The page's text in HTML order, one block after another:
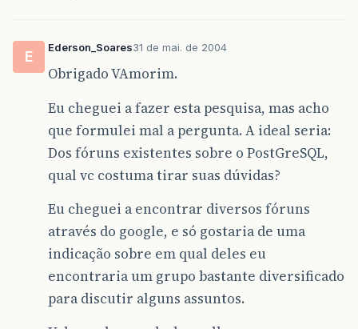
E
Ederson_Soares31 de mai. de 2004
Obrigado VAmorim.
Eu cheguei a fazer esta pesquisa, mas acho
que formulei mal a pergunta. A ideal seria:
Dos fóruns existentes sobre o PostGreSQL,
qual vc costuma tirar suas dúvidas?
Eu cheguei a encontrar diversos fóruns
através do google, e só gostaria de uma
indicação sobre em qual deles eu
encontraria um grupo bastante diversificado
para discutir alguns assuntos.